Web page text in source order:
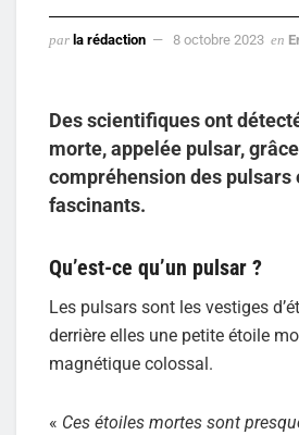
par la rédaction 8 octobre 2023 en
Des scientifiques ont
morte, appelée pulsar,
compréhension des pulsars
fascinants.
Qu’est-ce qu’un pulsar ?
Les pulsars sont les vestiges
derrière elles une petite étoile
magnétique colossal.
« Ces étoiles mortes sont